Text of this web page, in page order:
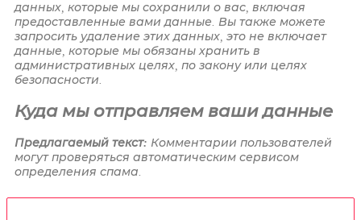
данных, которые мы сохранили о вас, включая
предоставленные вами данные. Вы также можете
запросить удаление этих данных, это не включает
данные, которые мы обязаны хранить в
административных целях, по закону или целях
безопасности.
Куда мы отправляем ваши данные
Предлагаемый текст: Комментарии пользователей
могут проверяться автоматическим сервисом
определения спама.